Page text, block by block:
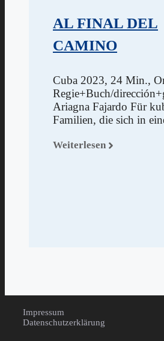
AL FINAL DEL
CAMINO
Cuba 2023, 24 Min.,
Regie+Buch/
Ariagna Fajardo Für
Familien, die sich in
Weiterlesen
Impressum
Datenschutzerklärung